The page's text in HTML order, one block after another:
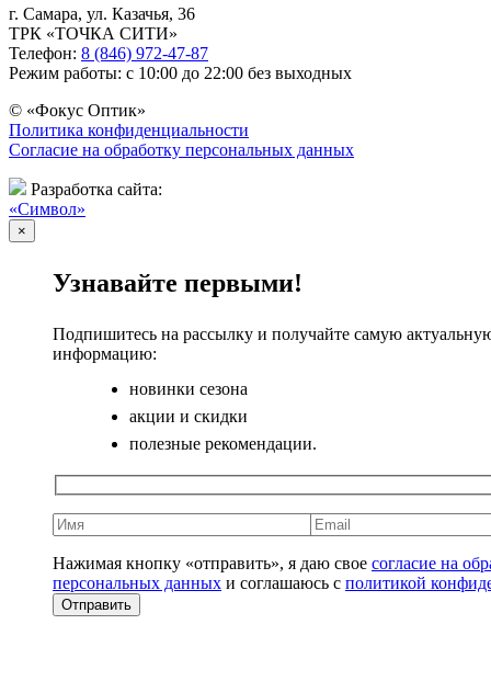
г. Самара, ул. Казачья, 36
ТРК «ТОЧКА СИТИ»
Телефон: 8 (846) 972-47-87
Режим работы: с 10:00 до 22:00 без выходных
© «Фокус Оптик»
Политика конфиденциальности
Согласие на обработку персональных данных
Разработка сайта:
«Символ»
×
Узнавайте первыми!
Подпишитесь на рассылку и получайте самую
информацию:
новинки сезона
акции и скидки
полезные рекомендации.
Нажимая кнопку «отправить», я даю свое согласие на
персональных данных и соглашаюсь с политикой